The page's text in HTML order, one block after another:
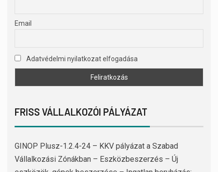
Email
Adatvédelmi nyilatkozat elfogadása
FRISS VÁLLALKOZÓI PÁLYÁZAT
GINOP Plusz-1.2.4-24 – KKV pályázat a Szabad
Vállalkozási Zónákban – Eszközbeszerzés – Új